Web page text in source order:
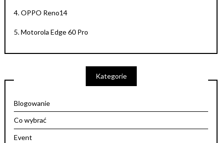
4.OPPO Reno14
5.Motorola Edge 60 Pro
Kategorie
Blogowanie
Co wybrać
Event